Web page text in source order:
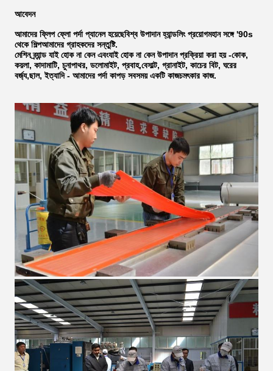
আবেদন
আমাদের ফ্লিপ ফ্লো পর্দা প্যানেল হয়েছেবিশ্ব উপাদান হ্যান্ডলিং প্রয়োগমহান সঙ্গে '90s
থেকে শিল্পআমাদের গ্রাহকদের সন্তুষ্টি.
মেশিন ব্র্যান্ড যাই হোক না কেন এবংযাই হোক না কেন উপাদান প্রক্রিয়া করা হয় -কোক,
কয়লা, কাদামাটি, চুনাপাথর, ডলোমাইট, প্রবাহ,বেসাল্ট, গ্রানাইট, কাচের বিট, ঘরের
বর্জ্য,ছাল, ইত্যাদি - আমাদের পর্দা কাপড় সবসময় একটি কাজচমৎকার কাজ.